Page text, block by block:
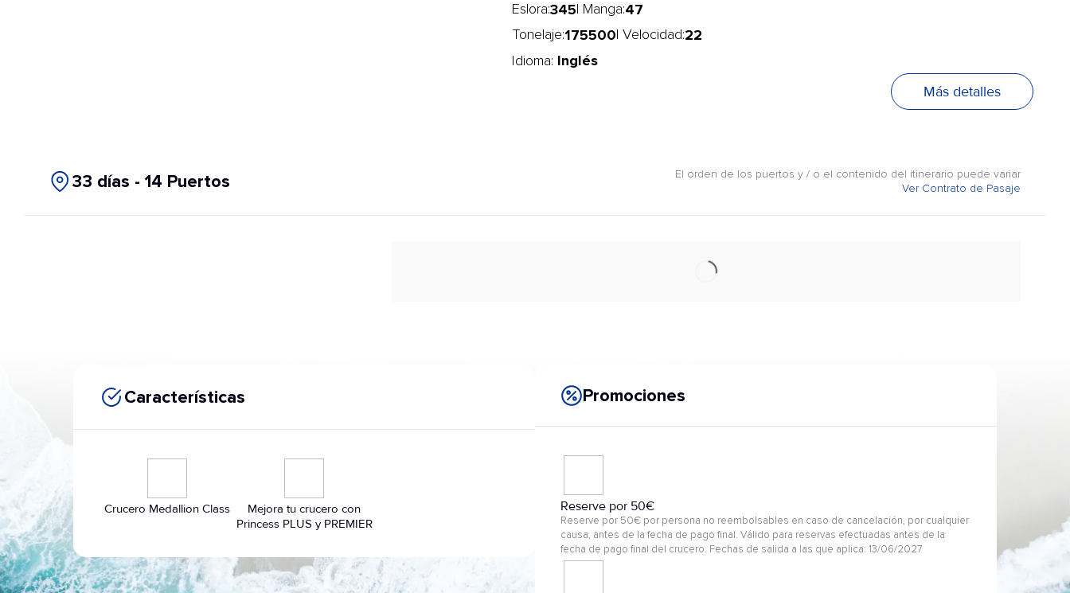
Eslora:345 | Manga:47
Tonelaje:175500 | Velocidad:22
Idioma: Inglés
Más detalles
33 días - 14 Puertos
El orden de los puertos y / o el contenido del itinerario puede variar
Ver Contrato de Pasaje
Características
Crucero Medallion Class
Mejora tu crucero con
Princess PLUS y PREMIER
Promociones
Reserve por 50€
Reserve por 50€ por persona no reembolsables en caso de cancelación, por cualquier
causa, antes de la fecha de pago final. Válido para reservas efectuadas antes de la
fecha de pago final del crucero. Fechas de salida a las que aplica: 13/06/2027